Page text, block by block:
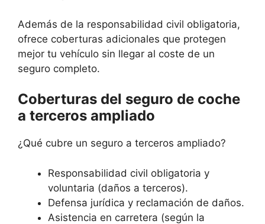
Además de la responsabilidad civil obligatoria,
ofrece coberturas adicionales que protegen
mejor tu vehículo sin llegar al coste de un
seguro completo.
Coberturas del seguro de coche
a terceros ampliado
¿Qué cubre un seguro a terceros ampliado?
Responsabilidad civil obligatoria y
voluntaria (daños a terceros).
Defensa jurídica y reclamación de daños.
Asistencia en carretera (según la